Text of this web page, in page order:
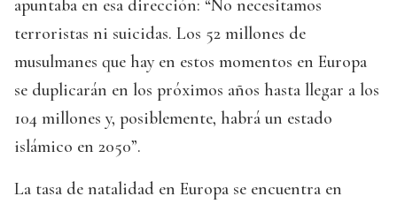
apuntaba en esa dirección: “No necesitamos
terroristas ni suicidas. Los 52 millones de
musulmanes que hay en estos momentos en Europa
se duplicarán en los próximos años hasta llegar a los
104 millones y, posiblemente, habrá un estado
islámico en 2050”.
La tasa de natalidad en Europa se encuentra en